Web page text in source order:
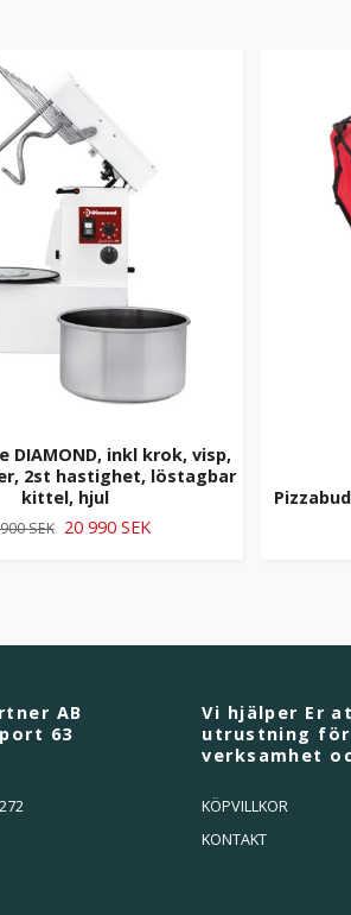
DIAMOND, inkl krok, visp,
2st hastighet, löstagbar
kittel, hjul
SEK 20 990 SEK
AB
63
Vi hjälper Er
utrustning för
verksamhet
KÖPVILLKOR
KONTAKT